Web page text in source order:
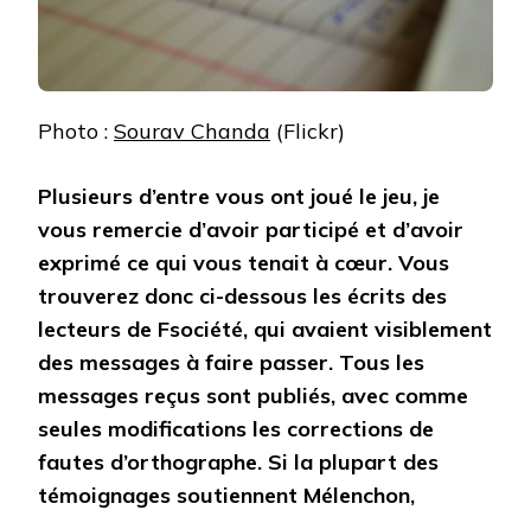
Photo : Sourav Chanda (Flickr)
Plusieurs d’entre vous ont joué le jeu, je
vous remercie d’avoir participé et d’avoir
exprimé ce qui vous tenait à cœur. Vous
trouverez donc ci-dessous les écrits des
lecteurs de Fsociété, qui avaient visiblement
des messages à faire passer. Tous les
messages reçus sont publiés, avec comme
seules modifications les corrections de
fautes d’orthographe. Si la plupart des
témoignages soutiennent Mélenchon,